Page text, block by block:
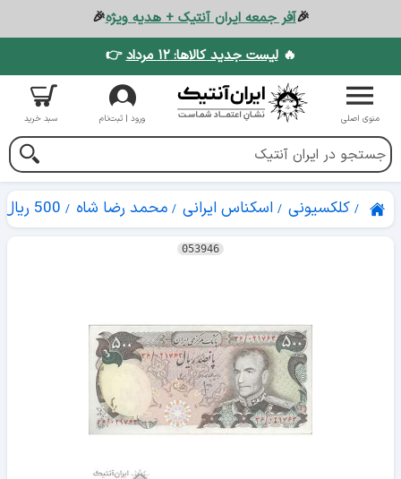
🎉آفر جمعه ایران آنتیک + هدیه ویژه🎉
🔥لیست جدید کالاها: ۱۲ مرداد 👉
منوی اصلی ورود | ثبت‌نام سبد خرید
کلکسیونی اسکناس ایرانی محمد رضا شاه 500 ریال
053946